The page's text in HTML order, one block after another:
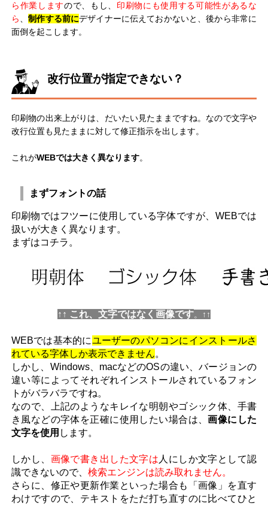
ら作業しますので、もし、 印刷物にも使用する可能性があるな
ら
、制作する前にデザイナーに伝えておかないと、後から非常に
面倒を起こします。
改行位置が指定できない？
印刷物の出来上がりは、だいたい見たままですね。なので文字や
改行位置も見たままに対して修正指示を出します。
これがWEBでは大きく異なります。
まずフォントの話
印刷物ではフツーに使用している字体ですが、WEBでは
扱いが大きく異なります。
まずはコチラ。
↑↑ これ、文字ではなく画像です。↑↑
WEBでは基本的にユーザーのパソコンにインストールさ
れている字体しか表示できません。
しかし、Windows、macなどのOSの違い、バージョンの
違い等によってそれぞれインストールされているフォン
トがバラバラですね。
なので、上記のようなキレイな明朝やゴシック体、手書
き風などの字体を正確に使用したい場合は、画像にした
文字を使用 します。
しかし、 画像で書き出した文字は 人にしか文字として認
識できないので、 検索エンジンは読み取れません。
さらに、修正や更新作業といった場合も「画像」を直す
わけですので、テキストをただ打ち直すのに比べてひと